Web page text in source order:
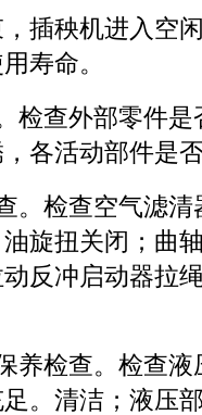
秧机进入空闲
寿命。
查外部零件是
各活动部件是
检查空气滤清
旋扭关闭；曲
反冲启动器拉
检查。检查液
。清洁；液压